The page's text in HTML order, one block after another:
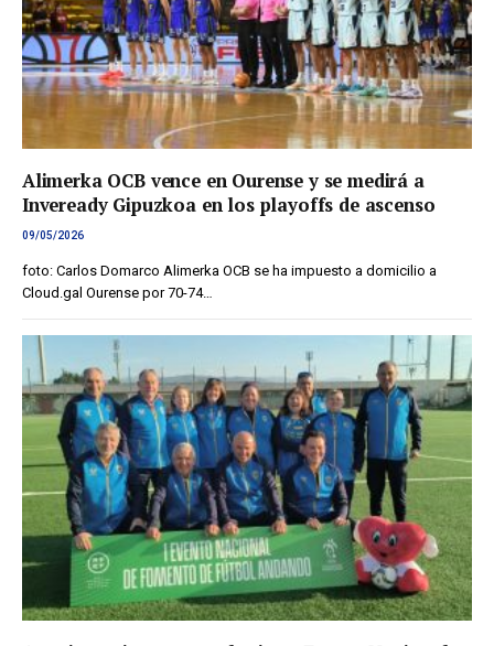
Alimerka OCB vence en Ourense y se medirá a
Inveready Gipuzkoa en los playoffs de ascenso
09/05/2026
foto: Carlos Domarco Alimerka OCB se ha impuesto a domicilio a
Cloud.gal Ourense por 70-74…